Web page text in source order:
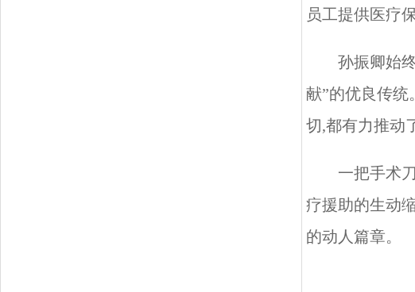
员工提供医疗
孙振卿始
献”的优良传
切,都有力推动
一把手术
疗援助的生动
的动人篇章。